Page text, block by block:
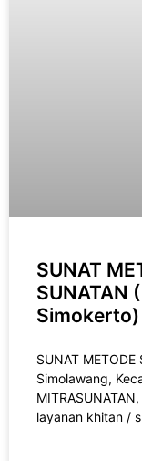
SUNAT
SUNATAN
Simokerto)
SUNAT METODE
Simolawang,
layanan khitan /